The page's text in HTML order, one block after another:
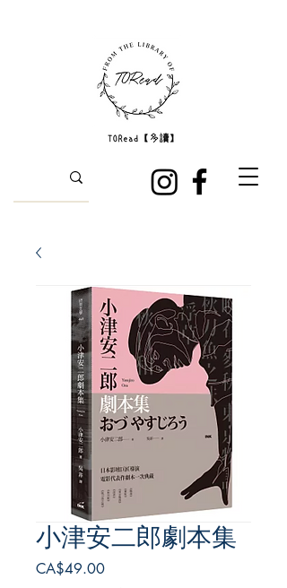
小津安二郎劇本集
CA$49.00Price